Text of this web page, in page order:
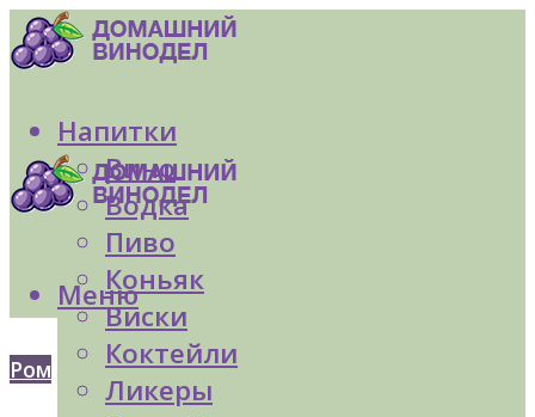
Напитки
Вино
Водка
Пиво
Коньяк
Виски
Коктейли
Ликеры
Меню
Ром